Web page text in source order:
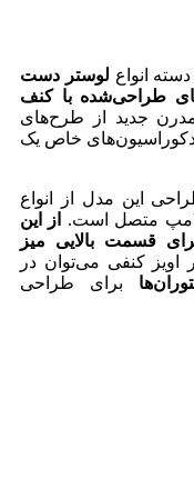
انواع لوستر دست
طراحی‌شده با کنف
مدرن جدید از طرح‌های
دکوراسیون‌های خاص یک
این مدل از انواع
متصل است.
از این
قسمت‌ بالایی میز
اویز کنفی می‌توان در
برای طراحی